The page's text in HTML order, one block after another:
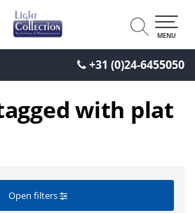
+31 (0)24-6455050
MENU
with plat
Open filters